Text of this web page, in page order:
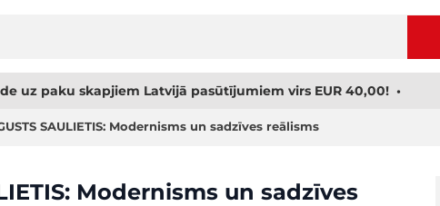
uz paku skapjiem Latvijā pasūtījumiem virs EUR 40,00! •
SAULIETIS: Modernisms un sadzīves reālisms
Modernisms un sadzīves